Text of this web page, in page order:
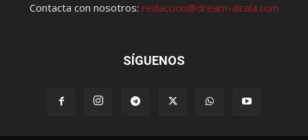
Contacta con nosotros: redaccion@dream-alcala.com
SÍGUENOS